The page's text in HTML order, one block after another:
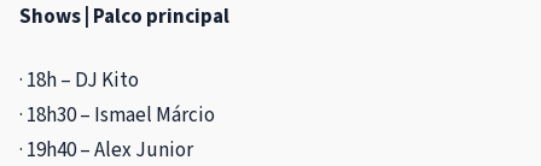
Shows | Palco principal
· 18h – DJ Kito
· 18h30 – Ismael Márcio
· 19h40 – Alex Junior